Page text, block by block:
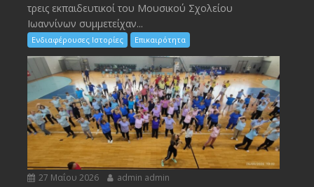
τρεις εκπαιδευτικοί του Μουσικού Σχολείου
Ιωαννίνων συμμετείχαν...
Ενδιαφέρουσες Ιστορίες Επικαιρότητα
27 Μαΐου 2026 admin admin